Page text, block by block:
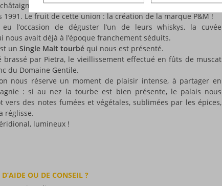
- et le Domaine Mavela, à Aleria, qui distille des eaux-
1991. Le fruit de cette union : la création de la marque P&M !
eu l’occasion de déguster l’un de leurs whiskys, la cuvée
nous avait déjà à l’époque franchement séduits.
un Single Malt tourbé qui nous est présenté.
brassé par Pietra, le vieillissement effectué en fûts de muscat
du Domaine Gentile.
nous réserve un moment de plaisir intense, à partager en
: si au nez la tourbe est bien présente, le palais nous
vers des notes fumées et végétales, sublimées par les épices,
réglisse.
lumineux !
OU DE CONSEIL ?